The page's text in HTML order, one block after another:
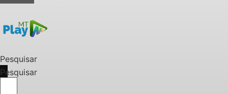
Pesquisar
Pesquisar